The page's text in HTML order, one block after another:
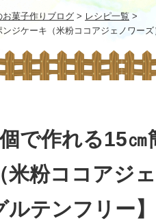
お菓子作りブログ > レシピ一覧 >
ンジケーキ（米粉ココアジェノワー
で作れる15
米粉ココアジ
ルテンフリー】